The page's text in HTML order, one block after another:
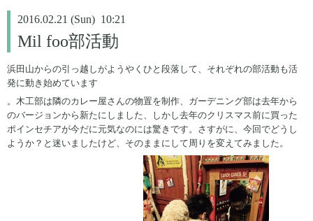
2016.02.21 (Sun) 10:21
Mil foo部活動
浜田山からの引っ越しがようやくひと段落して、それぞれの部活動も活
発に動き始めています
。木工部は隣のカレー屋さんの物置を制作、ガーデニング部は去年から
のバージョンから新たにしました、しかし去年のクリスマス前に買った
ポインセチアが今だに元気なのには驚きです。さすがに、今回でどうし
ようか？と迷いましたけど、そのままにして周りを変えてみました。